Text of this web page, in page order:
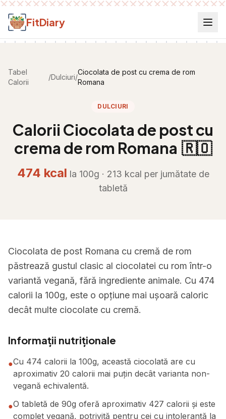
Salt la conținut
FitDiary
Tabel
Calorii
/Dulciuri/
Ciocolata de post cu crema de rom
Romana
DULCIURI
Calorii Ciocolata de post cu
crema de rom Romana 🇷🇴
474 kcal la 100g · 213 kcal per jumătate de
tabletă
Ciocolata de post Romana cu cremă de rom
păstrează gustul clasic al ciocolatei cu rom într-o
variantă vegană, fără ingrediente animale. Cu 474
calorii la 100g, este o opțiune mai ușoară caloric
decât multe ciocolate cu cremă.
Informații nutriționale
●Cu 474 calorii la 100g, această ciocolată are cu
aproximativ 20 calorii mai puțin decât varianta non-
vegană echivalentă.
●O tabletă de 90g oferă aproximativ 427 calorii și este
complet vegană, potrivită pentru cei cu intoleranță la